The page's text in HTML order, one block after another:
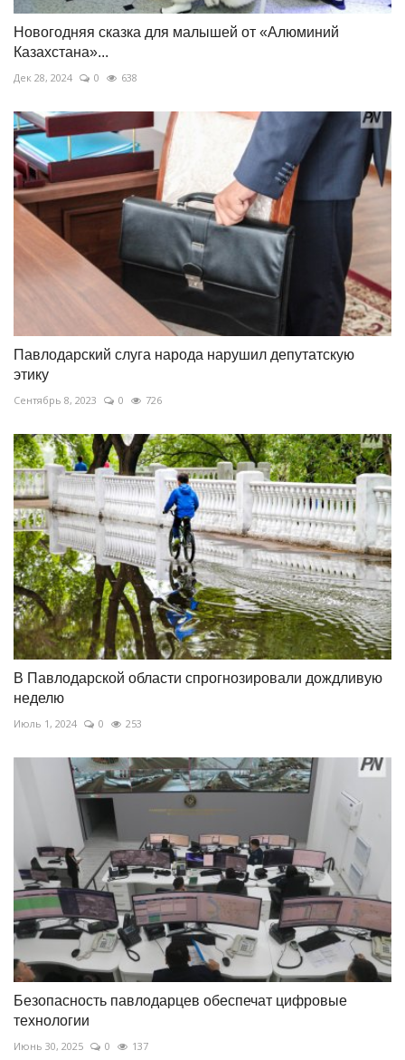
Новогодняя сказка для малышей от «Алюминий
Казахстана»...
Дек 28, 2024 0 638
Павлодарский слуга народа нарушил депутатскую
этику
Сентябрь 8, 2023 0 726
В Павлодарской области спрогнозировали дождливую
неделю
Июль 1, 2024 0 253
Безопасность павлодарцев обеспечат цифровые
технологии
Июнь 30, 2025 0 137